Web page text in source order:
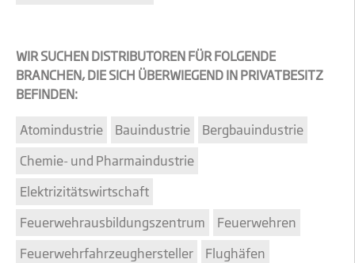
WIR SUCHEN DISTRIBUTOREN FÜR FOLGENDE
BRANCHEN, DIE SICH ÜBERWIEGEND IN PRIVATBESITZ
BEFINDEN:
Atomindustrie Bauindustrie
Bergbauindustrie
Chemie- und Pharmaindustrie
Elektrizitätswirtschaft
Feuerwehrausbildungszentrum
Feuerwehren
Feuerwehrfahrzeughersteller
Flughäfen